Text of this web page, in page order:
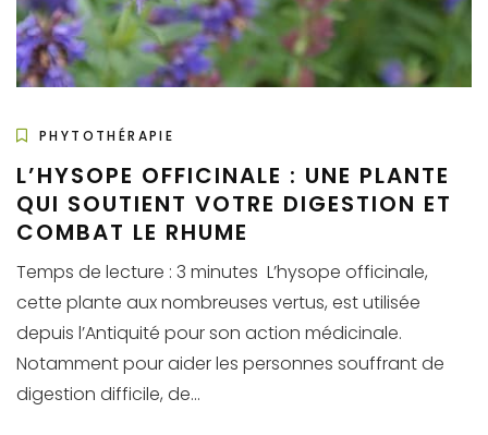
PHYTOTHÉRAPIE
L’HYSOPE OFFICINALE : UNE PLANTE
QUI SOUTIENT VOTRE DIGESTION ET
COMBAT LE RHUME
Temps de lecture : 3 minutes L’hysope officinale,
cette plante aux nombreuses vertus, est utilisée
depuis l’Antiquité pour son action médicinale.
Notamment pour aider les personnes souffrant de
digestion difficile, de...